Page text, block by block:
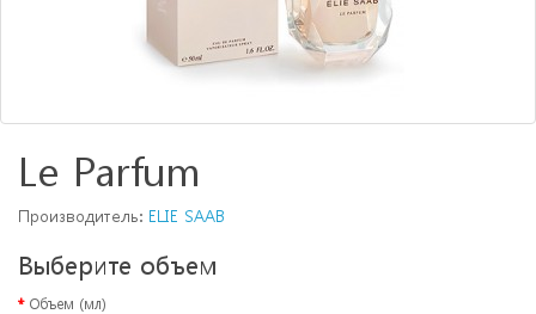
Le Parfum
Производитель: ELIE SAAB
Выберите объем
Объем (мл)